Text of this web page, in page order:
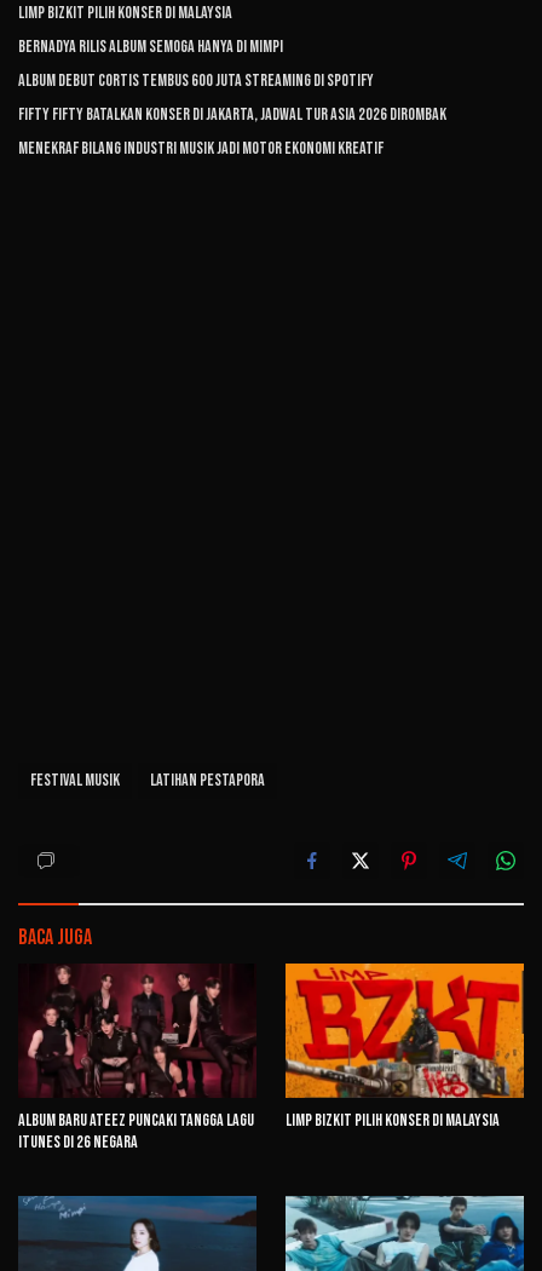
Limp Bizkit Pilih Konser di Malaysia
Bernadya Rilis Album Semoga Hanya di Mimpi
Album Debut CORTIS Tembus 600 Juta Streaming di Spotify
FIFTY FIFTY Batalkan Konser di Jakarta, Jadwal Tur Asia 2026 Dirombak
Menekraf Bilang Industri Musik Jadi Motor Ekonomi Kreatif
Festival Musik Latihan Pestapora
Baca Juga
Album Baru ATEEZ Puncaki Tangga Lagu
iTunes di 26 Negara
Limp Bizkit Pilih Konser di Malaysia